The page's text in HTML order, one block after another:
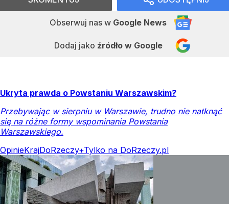
Obserwuj nas w Google News
Dodaj jako źródło w Google
Ukryta prawda o Powstaniu Warszawskim?
Przebywając w sierpniu w Warszawie, trudno nie natknąć
się na różne formy wspominania Powstania
Warszawskiego.
OpinieKrajDoRzeczy+Tylko na DoRzeczy.pl